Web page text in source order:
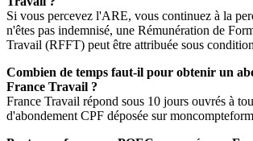
Si vous percevez l'ARE, vous continuez à la
n'êtes pas indemnisé, une Rémunération de
Travail (RFFT) peut être attribuée sous
Combien de temps faut-il pour obtenir un
France Travail ?
France Travail répond sous 10 jours ouvrés à
d'abondement CPF déposée sur